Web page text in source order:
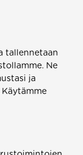
tallennetaan
Ne
ja